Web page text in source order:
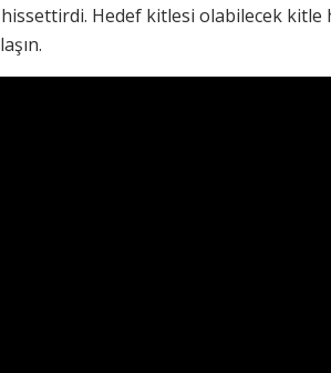
Hedef kitlesi olabilecek kitle